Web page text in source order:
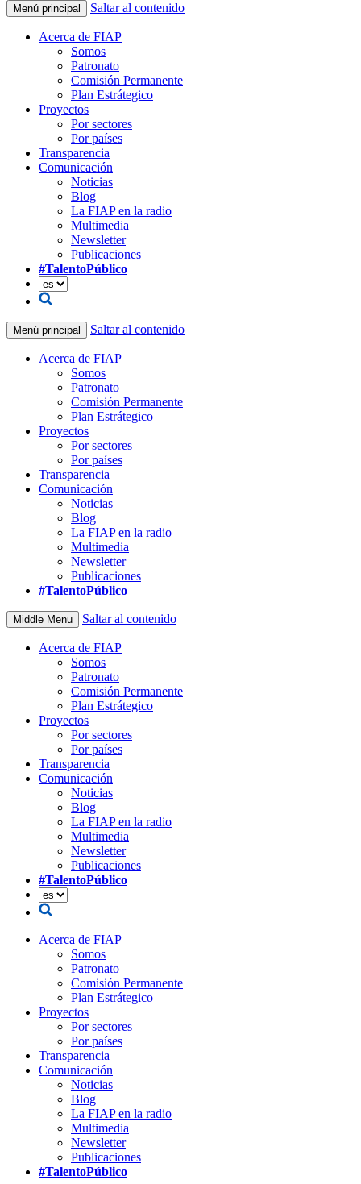
Menú principal Saltar al contenido
Acerca de FIAP
Somos
Patronato
Comisión Permanente
Plan Estrátegico
Proyectos
Por sectores
Por países
Transparencia
Comunicación
Noticias
Blog
La FIAP en la radio
Multimedia
Newsletter
Publicaciones
#TalentoPúblico
Menú principal Saltar al contenido
Acerca de FIAP
Somos
Patronato
Comisión Permanente
Plan Estrátegico
Proyectos
Por sectores
Por países
Transparencia
Comunicación
Noticias
Blog
La FIAP en la radio
Multimedia
Newsletter
Publicaciones
#TalentoPúblico
Middle Menu Saltar al contenido
Acerca de FIAP
Somos
Patronato
Comisión Permanente
Plan Estrátegico
Proyectos
Por sectores
Por países
Transparencia
Comunicación
Noticias
Blog
La FIAP en la radio
Multimedia
Newsletter
Publicaciones
#TalentoPúblico
Acerca de FIAP
Somos
Patronato
Comisión Permanente
Plan Estrátegico
Proyectos
Por sectores
Por países
Transparencia
Comunicación
Noticias
Blog
La FIAP en la radio
Multimedia
Newsletter
Publicaciones
#TalentoPúblico